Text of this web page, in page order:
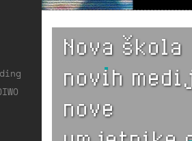
Nova škola
novih
nove